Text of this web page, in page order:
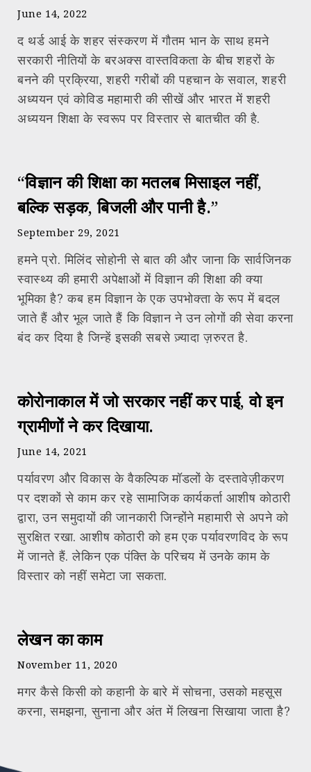
June 14, 2022
द थर्ड आई के शहर संस्करण में गौतम भान के साथ हमने
सरकारी नीतियों के बरअक्स वास्तविकता के बीच शहरों के
बनने की प्रक्रिया, शहरी गरीबों की पहचान के सवाल, शहरी
अध्ययन एवं कोविड महामारी की सीखें और भारत में शहरी
अध्ययन शिक्षा के स्वरूप पर विस्तार से बातचीत की है.
“विज्ञान की शिक्षा का मतलब मिसाइल नहीं,
बल्कि सड़क, बिजली और पानी है.”
September 29, 2021
हमने प्रो. मिलिंद सोहोनी से बात की और जाना कि सार्वजिनक
स्वास्थ्य की हमारी अपेक्षाओं में विज्ञान की शिक्षा की क्या
भूमिका है? कब हम विज्ञान के एक उपभोक्ता के रूप में बदल
जाते हैं और भूल जाते हैं कि विज्ञान ने उन लोगों की सेवा करना
बंद कर दिया है जिन्हें इसकी सबसे ज़्यादा ज़रुरत है.
कोरोनाकाल में जो सरकार नहीं कर पाई, वो इन
ग्रामीणों ने कर दिखाया.
June 14, 2021
पर्यावरण और विकास के वैकल्पिक मॉडलों के दस्तावेज़ीकरण
पर दशकों से काम कर रहे सामाजिक कार्यकर्ता आशीष कोठारी
द्वारा, उन समुदायों की जानकारी जिन्होंने महामारी से अपने को
सुरक्षित रखा. आशीष कोठारी को हम एक पर्यावरणविद के रूप
में जानते हैं. लेकिन एक पंक्ति के परिचय में उनके काम के
विस्तार को नहीं समेटा जा सकता.
लेखन का काम
November 11, 2020
मगर कैसे किसी को कहानी के बारे में सोचना, उसको महसूस
करना, समझना, सुनाना और अंत में लिखना सिखाया जाता है?